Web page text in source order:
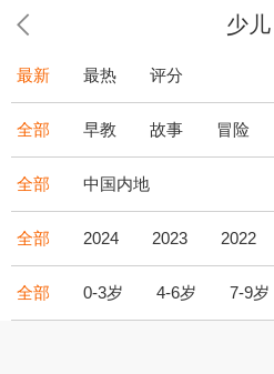
少儿
最新 最热 评分
全部 早教 故事 冒险
全部 中国内地
全部 2024 2023 2022
全部 0-3岁 4-6岁 7-9岁